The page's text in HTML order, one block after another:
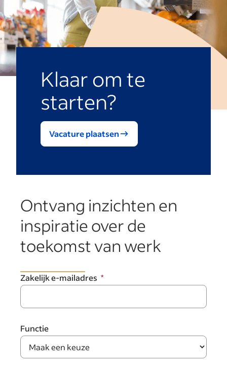
Klaar om te
starten?
Vacature plaatsen
Ontvang inzichten en
inspiratie over de
toekomst van werk
Zakelijk e-mailadres
Functie